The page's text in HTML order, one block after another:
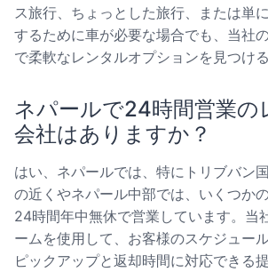
ス旅行、ちょっとした旅行、または単
するために車が必要な場合でも、当社
で柔軟なレンタルオプションを見つけ
ネパールで24時間営業の
会社はありますか？
はい、ネパールでは、特にトリブバン
の近くやネパール中部では、いくつか
24時間年中無休で営業しています。当
ームを使用して、お客様のスケジュー
ピックアップと返却時間に対応できる